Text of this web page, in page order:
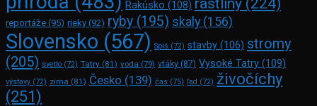
Rakúsko (108)
reportáže (95) rieky (92) ryby (195) skaly (156)
Slovensko (567) Spiš (72) stavby (106) stromy
(205) svetlo (72) Tatry (81) voda (79) vtáky (87) Vysoké Tatry (109)
výstavy (72) zima (81) Česko (139) čas (75) ľad (72) živočíchy
(251)